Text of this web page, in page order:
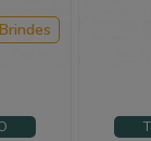
Brindes